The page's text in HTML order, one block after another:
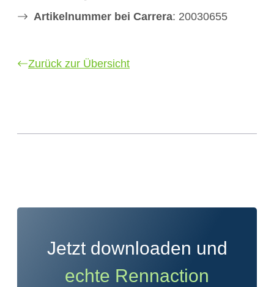
Artikelnummer bei Carrera: 20030655
Zurück zur Übersicht
Jetzt downloaden und
echte Rennaction